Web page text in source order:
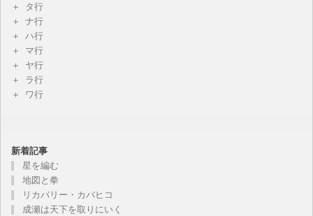
タ行
ナ行
ハ行
マ行
ヤ行
ラ行
ワ行
新着記事
星を編む
地図と拳
リカバリー・カバヒコ
成瀬は天下を取りにいく